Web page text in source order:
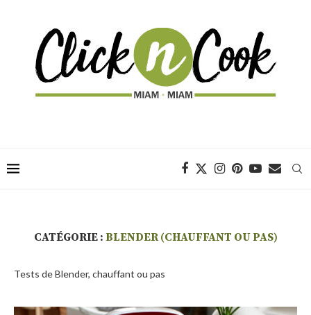
CATÉGORIE : BLENDER (CHAUFFANT OU PAS)
Tests de Blender, chauffant ou pas